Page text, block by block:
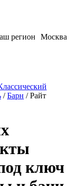
Москва
регион
/Барн /Райт
ключ